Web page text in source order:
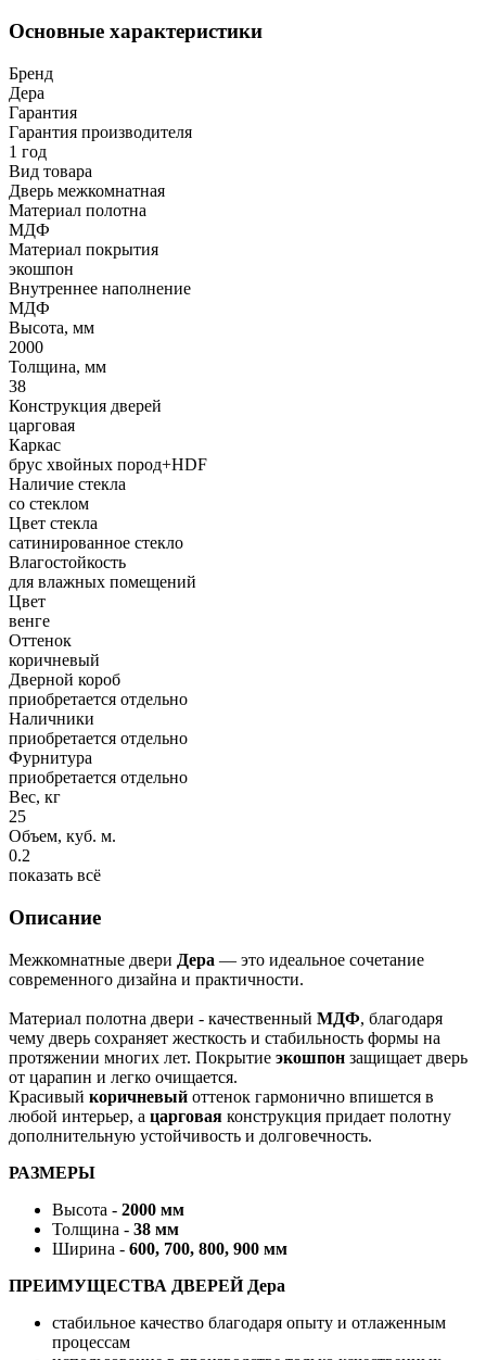
Основные характеристики
Бренд
Дера
Гарантия
Гарантия производителя
1 год
Вид товара
Дверь межкомнатная
Материал полотна
МДФ
Материал покрытия
экошпон
Внутреннее наполнение
МДФ
Высота, мм
2000
Толщина, мм
38
Конструкция дверей
царговая
Каркас
брус хвойных пород+HDF
Наличие стекла
со стеклом
Цвет стекла
сатинированное стекло
Влагостойкость
для влажных помещений
Цвет
венге
Оттенок
коричневый
Дверной короб
приобретается отдельно
Наличники
приобретается отдельно
Фурнитура
приобретается отдельно
Вес, кг
25
Объем, куб. м.
0.2
показать всё
Описание
Межкомнатные двери Дера — это идеальное сочетание
современного дизайна и практичности.
Материал полотна двери - качественный МДФ, благодаря
чему дверь сохраняет жесткость и стабильность формы на
протяжении многих лет. Покрытие экошпон защищает дверь
от царапин и легко очищается.
Красивый коричневый оттенок гармонично впишется в
любой интерьер, а царговая конструкция придает полотну
дополнительную устойчивость и долговечность.
РАЗМЕРЫ
Высота - 2000 мм
Толщина - 38 мм
Ширина - 600, 700, 800, 900 мм
ПРЕИМУЩЕСТВА ДВЕРЕЙ Дера
стабильное качество благодаря опыту и отлаженным
процессам